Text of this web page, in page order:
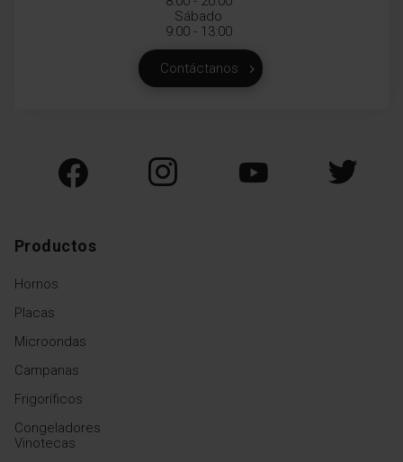
Sábado
9:00 - 13:00
Contáctanos
Productos
Hornos
Placas
Microondas
Campanas
Frigoríficos
Congeladores
Vinotecas